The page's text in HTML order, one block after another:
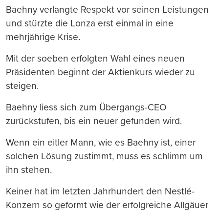
Baehny verlangte Respekt vor seinen Leistungen
und stürzte die Lonza erst einmal in eine
mehrjährige Krise.
Mit der soeben erfolgten Wahl eines neuen
Präsidenten beginnt der Aktienkurs wieder zu
steigen.
Baehny liess sich zum Übergangs-CEO
zurückstufen, bis ein neuer gefunden wird.
Wenn ein eitler Mann, wie es Baehny ist, einer
solchen Lösung zustimmt, muss es schlimm um
ihn stehen.
Keiner hat im letzten Jahrhundert den Nestlé-
Konzern so geformt wie der erfolgreiche Allgäuer